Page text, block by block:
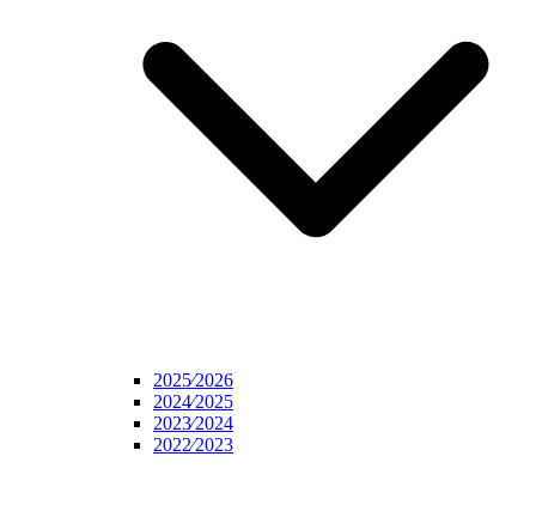
2025⁄2026
2024⁄2025
2023⁄2024
2022⁄2023